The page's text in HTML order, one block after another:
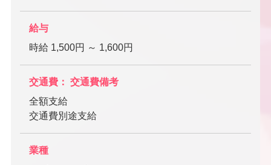
給与
時給 1,500円 ～ 1,600円
交通費： 交通費備考
全額支給
交通費別途支給
業種